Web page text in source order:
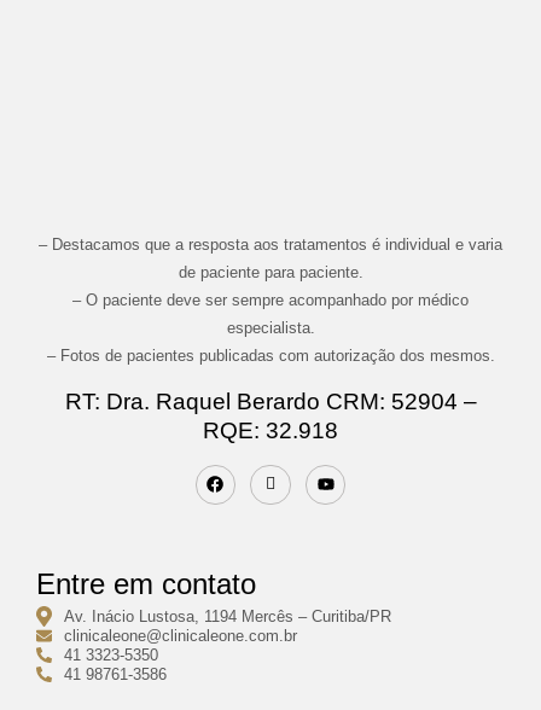
– Destacamos que a resposta aos tratamentos é individual e varia
de paciente para paciente.
– O paciente deve ser sempre acompanhado por médico
especialista.
– Fotos de pacientes publicadas com autorização dos mesmos.
RT: Dra. Raquel Berardo CRM: 52904 –
RQE: 32.918
Entre em contato
Av. Inácio Lustosa, 1194 Mercês – Curitiba/PR
clinicaleone@clinicaleone.com.br
41 3323-5350
41 98761-3586